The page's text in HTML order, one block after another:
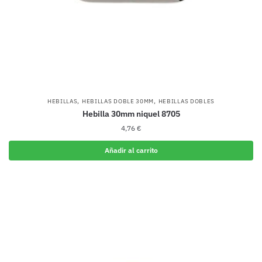
HEBILLAS, HEBILLAS DOBLE 30MM, HEBILLAS DOBLES
Hebilla 30mm niquel 8705
4,76 €
Añadir al carrito